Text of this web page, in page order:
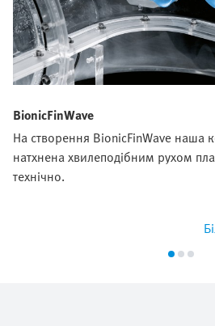
BionicFinWave
На створення BionicFinWave наша
натхнена хвилеподібним рухом
технічно.